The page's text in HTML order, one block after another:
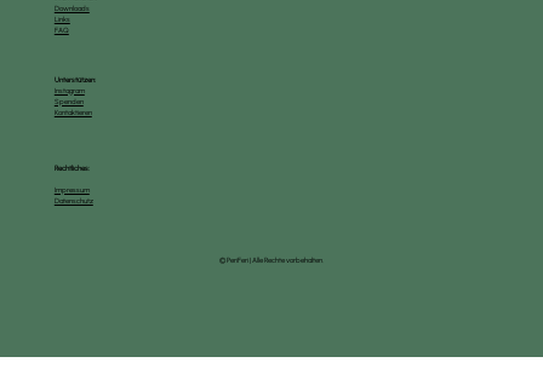
Downloads
Links
FAQ
Unterstützen:
Instagram
Spenden
Kontaktieren
Rechtliches:
Impressum
Datenschutz
© PeriFeri | Alle Rechte vorbehalten.